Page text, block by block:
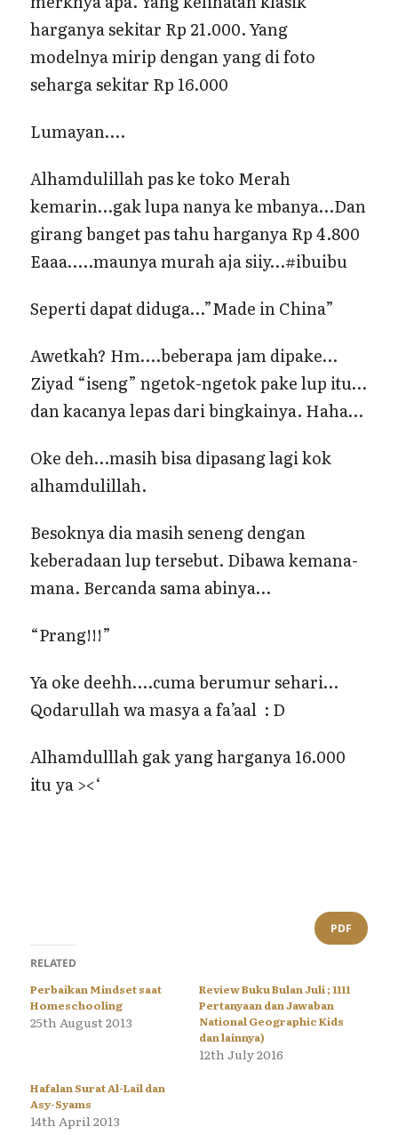
harganya sekitar Rp 21.000. Yang
modelnya mirip dengan yang di foto
seharga sekitar Rp 16.000
Lumayan….
Alhamdulillah pas ke toko Merah
kemarin…gak lupa nanya ke mbanya…Dan
girang banget pas tahu harganya Rp 4.800
Eaaa…..maunya murah aja siiy…#ibuibu
Seperti dapat diduga…”Made in China”
Awetkah? Hm….beberapa jam dipake…
Ziyad “iseng” ngetok-ngetok pake lup itu…
dan kacanya lepas dari bingkainya. Haha…
Oke deh…masih bisa dipasang lagi kok
alhamdulillah.
Besoknya dia masih seneng dengan
keberadaan lup tersebut. Dibawa kemana-
mana. Bercanda sama abinya…
“Prang!!!”
Ya oke deehh….cuma berumur sehari…
Qodarullah wa masya a fa’aal : D
Alhamdulllah gak yang harganya 16.000
itu ya ><‘
PDF
RELATED
Perbaikan Mindset saat
Homeschooling
25th August 2013
Review Buku Bulan Juli ; 1111
Pertanyaan dan Jawaban
National Geographic Kids
dan lainnya)
12th July 2016
Hafalan Surat Al-Lail dan
Asy-Syams
14th April 2013